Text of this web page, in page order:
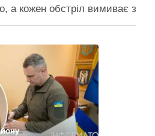
а кожен обстріл вимиває з
коштів Балістичний удар
як-от розселення